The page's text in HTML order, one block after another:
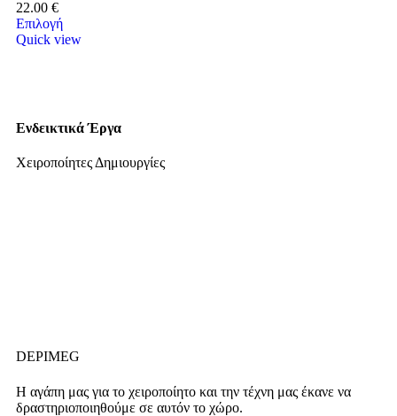
22.00 €
Επιλογή
Quick view
Ενδεικτικά Έργα
Χειροποίητες Δημιουργίες
DEPIMEG
Η αγάπη μας για το χειροποίητο και την τέχνη μας έκανε να
δραστηριοποιηθούμε σε αυτόν το χώρο.